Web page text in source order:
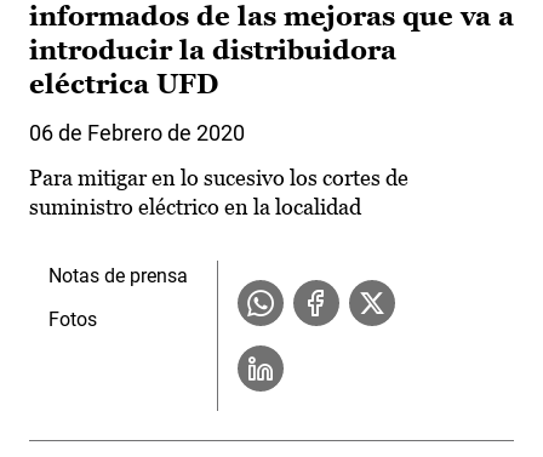
informados de las mejoras que va a
introducir la distribuidora
eléctrica UFD
06 de Febrero de 2020
Para mitigar en lo sucesivo los cortes de
suministro eléctrico en la localidad
Notas de prensa
Fotos